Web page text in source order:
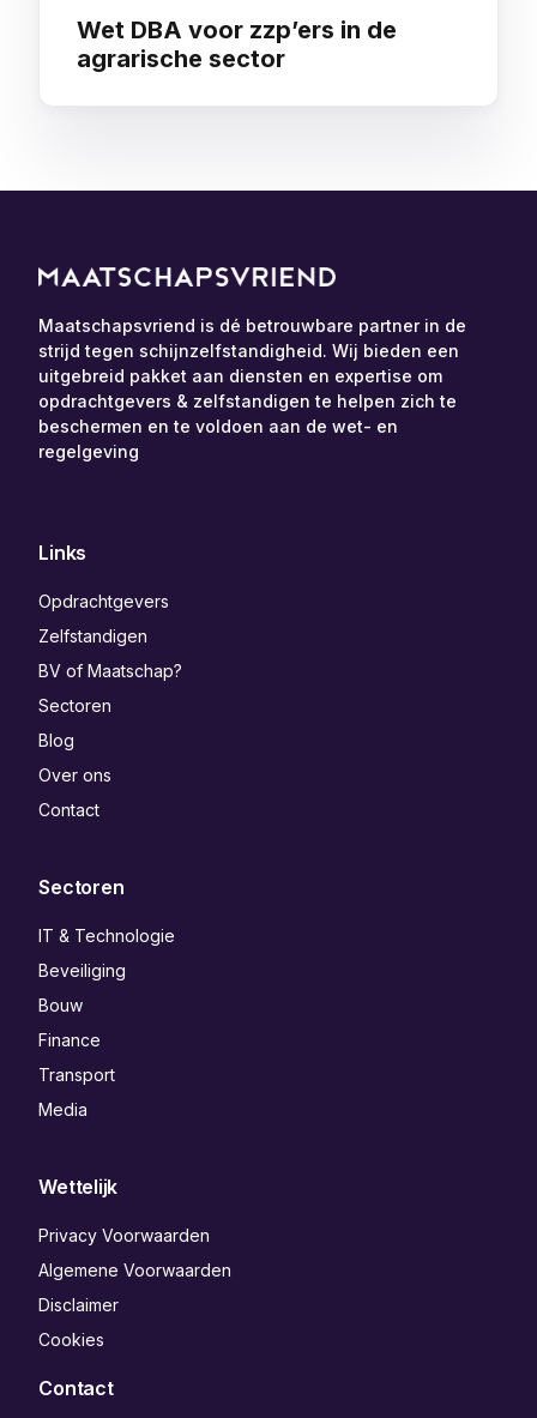
Wet DBA voor zzp’ers in de
agrarische sector
Maatschapsvriend is dé betrouwbare partner in de
strijd tegen schijnzelfstandigheid. Wij bieden een
uitgebreid pakket aan diensten en expertise om
opdrachtgevers & zelfstandigen te helpen zich te
beschermen en te voldoen aan de wet- en
regelgeving
Links
Opdrachtgevers
Zelfstandigen
BV of Maatschap?
Sectoren
Blog
Over ons
Contact
Sectoren
IT & Technologie
Beveiliging
Bouw
Finance
Transport
Media
Wettelijk
Privacy Voorwaarden
Algemene Voorwaarden
Disclaimer
Cookies
Contact